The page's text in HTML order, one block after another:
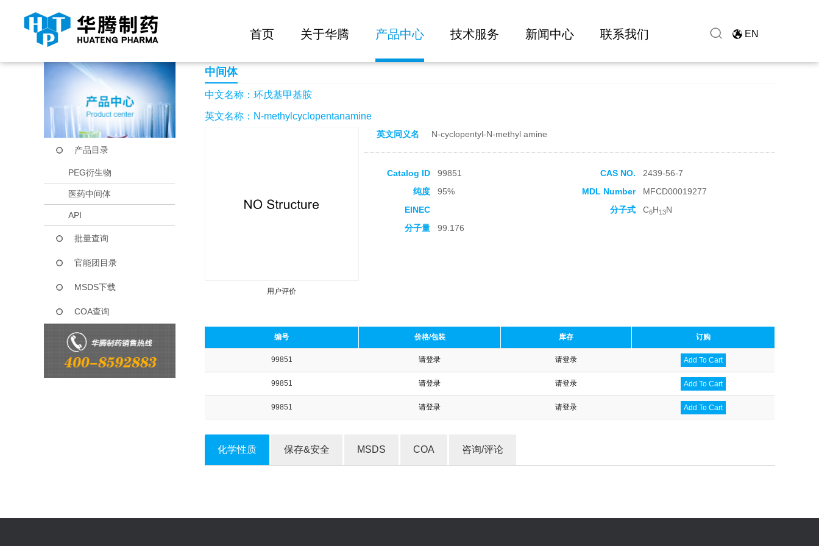
首页 关于华腾 产品中心 技术服务 新闻中心 联系我们 EN
当前位置： 首页 产品中心
产品目录
PEG衍生物
医药中间体
API
批量查询
官能团目录
MSDS下载
COA查询
中间体
中文名称：环戊基甲基胺
英文名称：N-methylcyclopentanamine
用户评价
收藏产品
英文同义名 N-cyclopentyl-N-methyl amine
Catalog ID 99851 CAS NO.
2439-56-7
纯度
95% MDL Number
MFCD00019277
EINEC
分子式 C6H13N
分子量
99.176
编号 价格/包装 库存 订购
99851 请登录 请登录 Add To Cart
99851 请登录 请登录 Add To Cart
99851 请登录 请登录 Add To Cart
化学性质 保存&安全 MSDS COA 咨询/评论